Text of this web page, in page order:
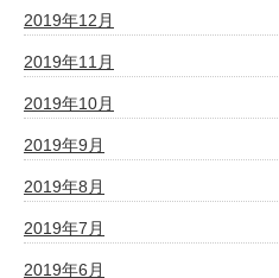
2019年12月
2019年11月
2019年10月
2019年9月
2019年8月
2019年7月
2019年6月